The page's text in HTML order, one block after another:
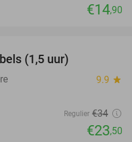
€14,90
(1,5 uur)
9.9 star
Regulier €34
€23,50